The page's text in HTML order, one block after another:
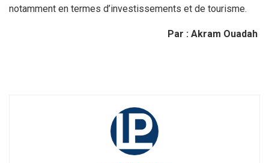
notamment en termes d’investissements et de tourisme.
Par : Akram Ouadah